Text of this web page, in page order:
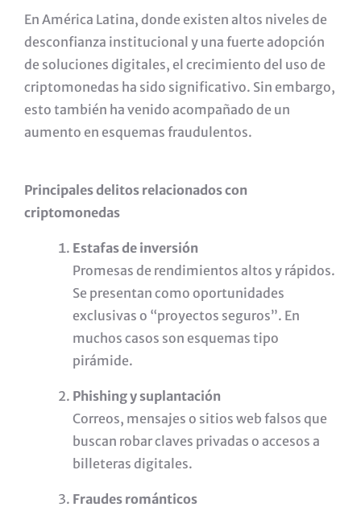
En América Latina, donde existen altos niveles de
desconfianza institucional y una fuerte adopción
de soluciones digitales, el crecimiento del uso de
criptomonedas ha sido significativo. Sin embargo,
esto también ha venido acompañado de un
aumento en esquemas fraudulentos.
Principales delitos relacionados con
criptomonedas
Estafas de inversión
Promesas de rendimientos altos y rápidos.
Se presentan como oportunidades
exclusivas o “proyectos seguros”. En
muchos casos son esquemas tipo
pirámide.
Phishing y suplantación
Correos, mensajes o sitios web falsos que
buscan robar claves privadas o accesos a
billeteras digitales.
Fraudes románticos